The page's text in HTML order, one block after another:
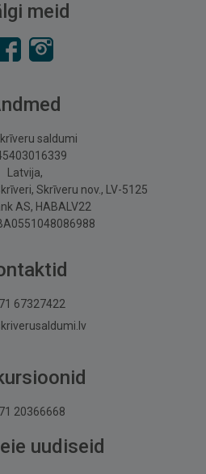
meid
saldumi
Latvija,
Skrīveru nov., LV-5125
AS, HABALV22
67327422
20366668
uudiseid